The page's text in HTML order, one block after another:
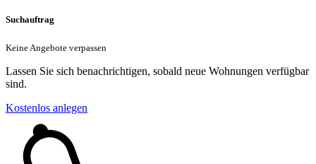
Suchauftrag
Keine Angebote verpassen
Lassen Sie sich benachrichtigen, sobald neue Wohnungen verfügbar
sind.
Kostenlos anlegen